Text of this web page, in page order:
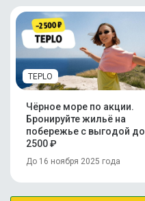
TEPLO
Чёрное море по акции.
Бронируйте жильё на
побережье с выгодой до
2500 ₽
До 16 ноября 2025 года